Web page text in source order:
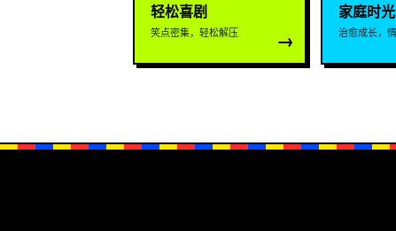
轻松喜剧
笑点密集，轻松解压 →
家庭时光
治愈成长，